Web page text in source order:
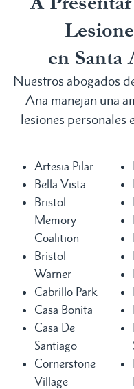
en Santa
Nuestros abogados
Ana manejan una
lesiones personales
Artesia Pilar
Bella Vista
Bristol
Memory
Coalition
Bristol-
Warner
Cabrillo Park
Casa Bonita
Casa De
Santiago
Cornerstone
Village